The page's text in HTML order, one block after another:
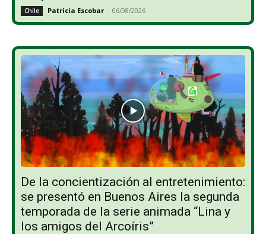
Chile Patricia Escobar - 06/08/2026
De la concientización al entretenimiento:
se presentó en Buenos Aires la segunda
temporada de la serie animada “Lina y
los amigos del Arcoíris”